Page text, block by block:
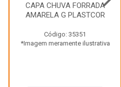
CAPA CHUVA FORRADA
AMARELA G PLASTCOR
Código: 35351
*Imagem meramente ilustrativa